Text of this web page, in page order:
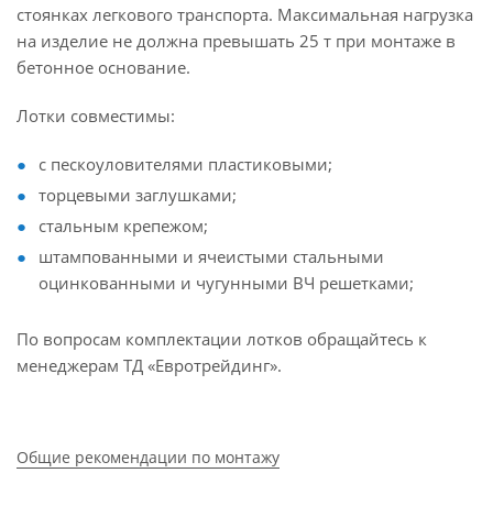
стоянках легкового транспорта. Максимальная нагрузка
на изделие не должна превышать 25 т при монтаже в
бетонное основание.
Лотки совместимы:
с пескоуловителями пластиковыми;
торцевыми заглушками;
стальным крепежом;
штампованными и ячеистыми стальными
оцинкованными и чугунными ВЧ решетками;
По вопросам комплектации лотков обращайтесь к
менеджерам ТД «Евротрейдинг».
Общие рекомендации по монтажу